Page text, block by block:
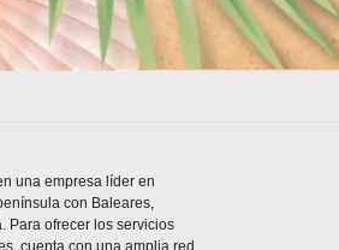
una empresa líder en
con Baleares,
Para ofrecer los servicios
cuenta con una amplia red